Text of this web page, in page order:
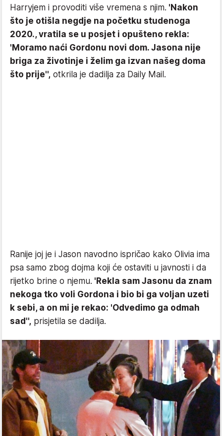
Harryjem i provoditi više vremena s njim. 'Nakon
što je otišla negdje na početku studenoga
2020., vratila se u posjet i opušteno rekla:
'Moramo naći Gordonu novi dom. Jasona nije
briga za životinje i želim ga izvan našeg doma
što prije'', otkrila je dadilja za Daily Mail.
Ranije joj je i Jason navodno ispričao kako Olivia ima
psa samo zbog dojma koji će ostaviti u javnosti i da
rijetko brine o njemu. 'Rekla sam Jasonu da znam
nekoga tko voli Gordona i bio bi ga voljan uzeti
k sebi, a on mi je rekao: 'Odvedimo ga odmah
sad'', prisjetila se dadilja.